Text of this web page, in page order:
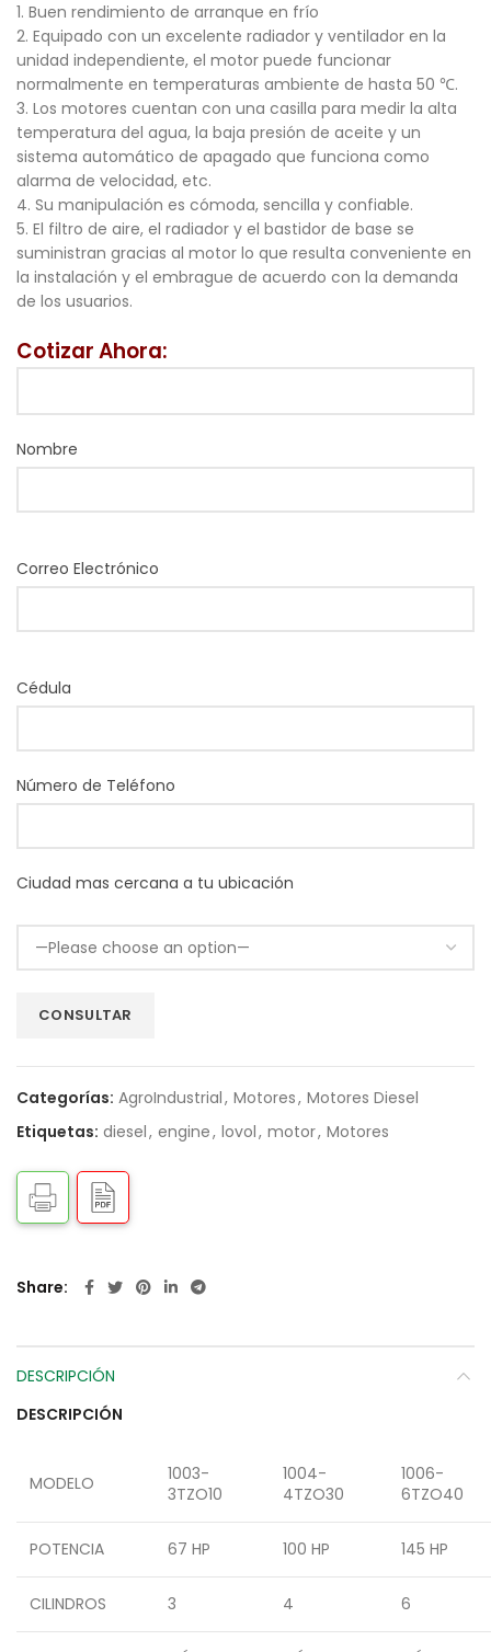
1. Buen rendimiento de arranque en frío
2. Equipado con un excelente radiador y ventilador en la
unidad independiente, el motor puede funcionar
normalmente en temperaturas ambiente de hasta 50 ℃.
3. Los motores cuentan con una casilla para medir la alta
temperatura del agua, la baja presión de aceite y un
sistema automático de apagado que funciona como
alarma de velocidad, etc.
4. Su manipulación es cómoda, sencilla y confiable.
5. El filtro de aire, el radiador y el bastidor de base se
suministran gracias al motor lo que resulta conveniente en
la instalación y el embrague de acuerdo con la demanda
de los usuarios.
Cotizar Ahora:
Nombre
Correo Electrónico
Cédula
Número de Teléfono
Ciudad mas cercana a tu ubicación
Categorías: AgroIndustrial, Motores, Motores Diesel
Etiquetas: diesel, engine, lovol, motor, Motores
Share
DESCRIPCIÓN
DESCRIPCIÓN
MODELO
1003-
3TZO10
1004-
4TZO30
1006-
6TZO40
POTENCIA 67 HP 100 HP 145 HP
CILINDROS 3 4 6